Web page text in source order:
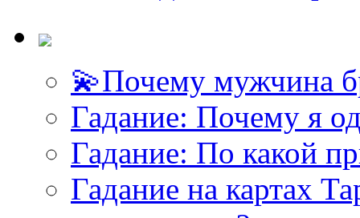
💫Почему мужчина
Гадание: Почему я
Гадание: По какой
Гадание на картах